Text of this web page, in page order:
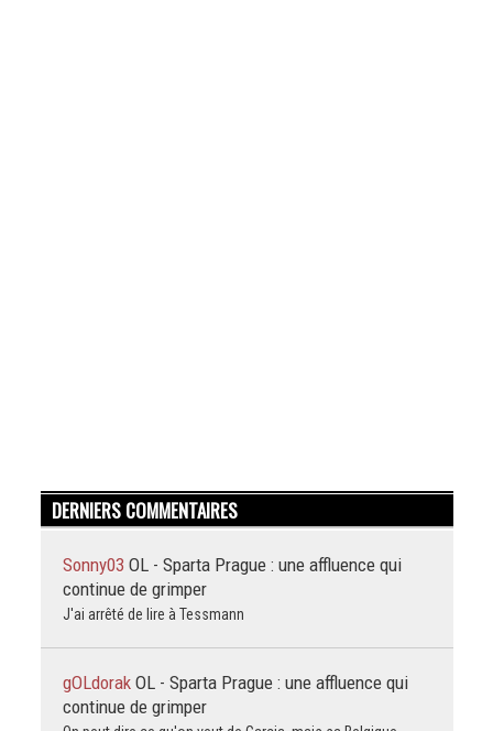
DERNIERS COMMENTAIRES
Sonny03 OL - Sparta Prague : une affluence qui
continue de grimper
J'ai arrêté de lire à Tessmann
gOLdorak OL - Sparta Prague : une affluence qui
continue de grimper